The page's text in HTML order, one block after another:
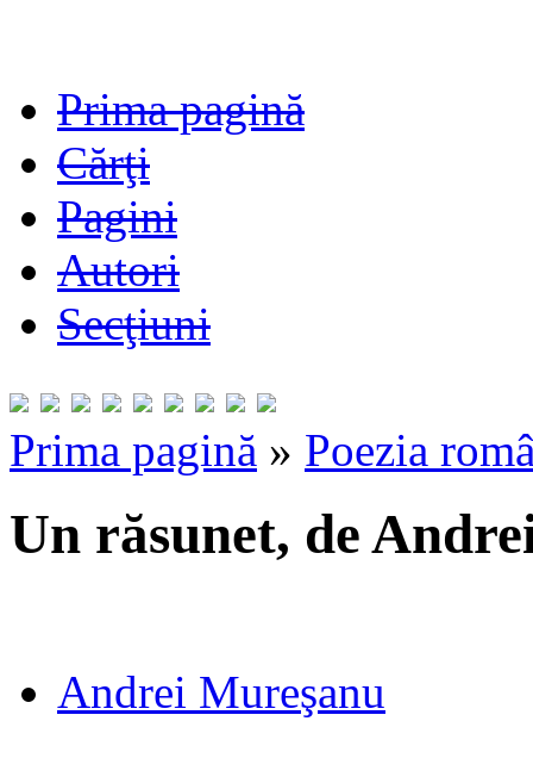
Prima pagină
Cărţi
Pagini
Autori
Secţiuni
Prima pagină » Poezia
Un răsunet, de
Andrei Mureşanu